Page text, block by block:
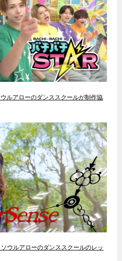
ルアローのダンススクールが制作協
ウルアローのダンススクールのレッ